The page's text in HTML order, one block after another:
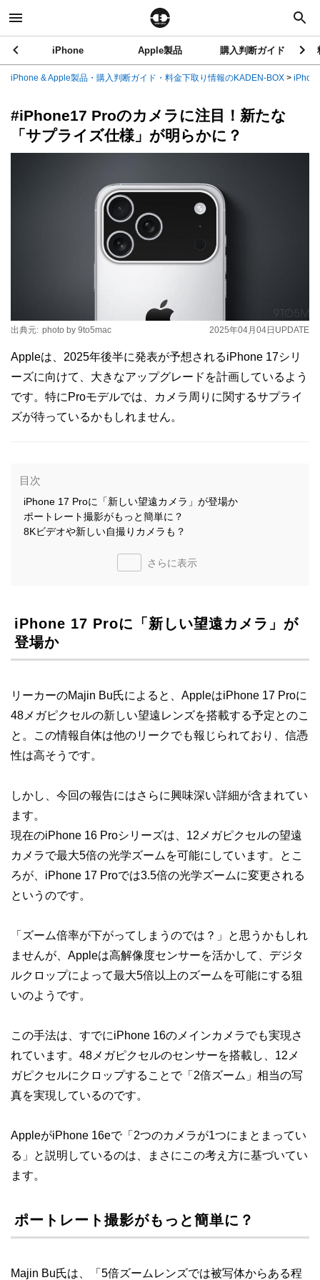
iPhone Apple製品 購入判断ガイド
iPhone & Apple製品・購入判断ガイド・料金下取り情報のKADEN-BOX >
#iPhone17 Proのカメラに注目！新たな
「サプライズ仕様」が明らかに？
2025年04月04日 UPDATE
出典元: photo by 9to5mac
Appleは、2025年後半に発表が予想されるiPhone 17シリ
ーズに向けて、大きなアップグレードを計画しているよう
です。特にProモデルでは、カメラ周りに関するサプライ
ズが待っているかもしれません。
目次
iPhone 17 Proに「新しい望遠カメラ」が登場か
ポートレート撮影がもっと簡単に？
8Kビデオや新しい自撮りカメラも？
さらに表示
iPhone 17 Proに「新しい望遠カメラ」が
登場か
リーカーのMajin Bu氏によると、AppleはiPhone 17 Proに
48メガピクセルの新しい望遠レンズを搭載する予定とのこ
と。この情報自体は他のリークでも報じられており、信憑
性は高そうです。
しかし、今回の報告にはさらに興味深い詳細が含まれてい
ます。
現在のiPhone 16 Proシリーズは、12メガピクセルの望遠
カメラで最大5倍の光学ズームを可能にしています。とこ
ろが、iPhone 17 Proでは3.5倍の光学ズームに変更される
というのです。
「ズーム倍率が下がってしまうのでは？」と思うかもしれ
ませんが、Appleは高解像度センサーを活かして、デジタ
ルクロップによって最大5倍以上のズームを可能にする狙
いのようです。
この手法は、すでにiPhone 16のメインカメラでも実現さ
れています。48メガピクセルのセンサーを搭載し、12メ
ガピクセルにクロップすることで「2倍ズーム」相当の写
真を実現しているのです。
AppleがiPhone 16eで「2つのカメラが1つにまとまってい
る」と説明しているのは、まさにこの考え方に基づいてい
ます。
ポートレート撮影がもっと簡単に？
Majin Bu氏は、「5倍ズームレンズでは被写体からある程